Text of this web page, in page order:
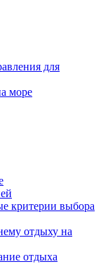
для
море
критерии выбора
отдыху на
отдыха